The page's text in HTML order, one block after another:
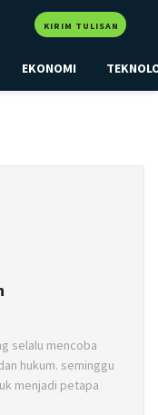
KIRIM TULISAN
EKONOMI
selalu mencoba
hukum. seminggu
menjadi petapa